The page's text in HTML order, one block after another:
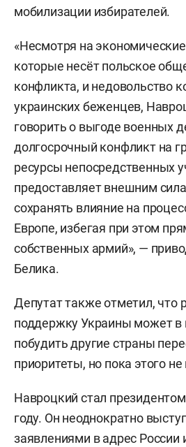
мобилизации избирателей.
«Несмотря на
которые несёт польское
конфликта, и недовольство
украинских беженцев,
говорить о выгоде военных
долгосрочный конфликт на
ресурсы непосредственных
предоставляет внешним
сохранять влияние на
Европе, избегая при этом
собственных армий», —
Белика.
Депутат также отметил, что
поддержку Украины может в
побудить другие страны
приоритеты, но пока этого не
Навроцкий стал
году. Он неоднократно
заявлениями в адрес России